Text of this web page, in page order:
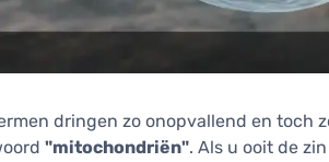
dringen zo onopvallend en toch
"mitochondriën". Als u ooit de